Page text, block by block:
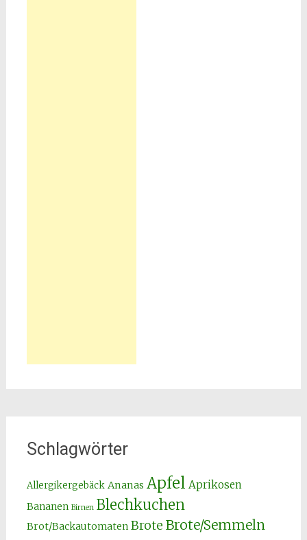
Schlagwörter
Allergikergebäck Ananas Apfel Aprikosen
Bananen Birnen Blechkuchen
Brot/Backautomaten Brote Brote/Semmeln